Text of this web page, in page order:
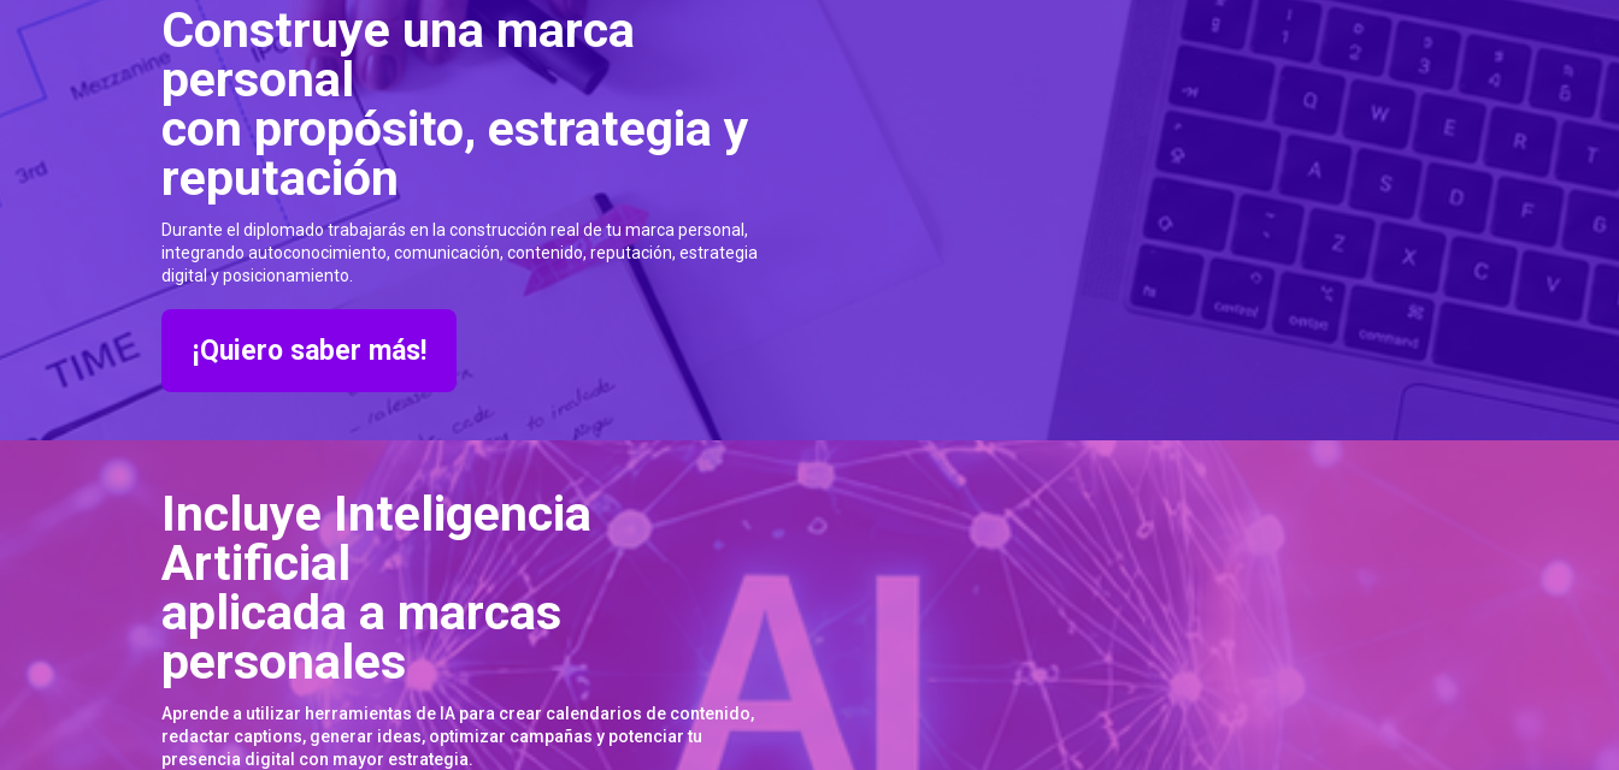
Construye una marca
personal
con propósito, estrategia y
reputación
Durante el diplomado trabajarás en la construcción real de tu marca personal,
integrando autoconocimiento, comunicación, contenido, reputación, estrategia
digital y posicionamiento.
¡Quiero saber más!
Incluye Inteligencia
Artificial
aplicada a marcas
personales
Aprende a utilizar herramientas de IA para crear calendarios de contenido,
redactar captions, generar ideas, optimizar campañas y potenciar tu
presencia digital con mayor estrategia.